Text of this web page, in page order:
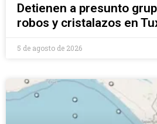
Detienen a presunto
robos y cristalazos en
5 de agosto de 2026